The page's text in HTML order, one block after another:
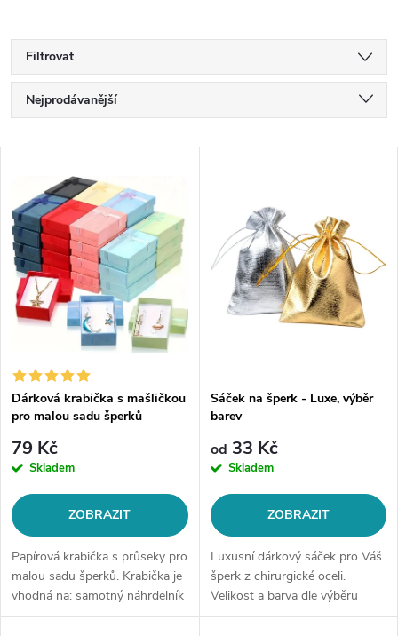
Filtrovat
Ř
a
z
e
n
í
p
r
o
d
u
k
Nejprodávanější
Abecedně
ý
p
i
p
r
o
d
u
k
Dárková krabička s mašličkou
pro malou sadu šperků
79 Kč
Skladem
ZOBRAZIT
Papírová krabička s průseky pro
malou sadu šperků. Krabička je
vhodná na: samotný náhrdelník
či náramek nebo pro malý set -
Sáček na šperk - Luxe, výběr
barev
od 33 Kč
Skladem
ZOBRAZIT
Luxusní dárkový sáček pro Váš
šperk z chirurgické oceli.
Velikost a barva dle výběru